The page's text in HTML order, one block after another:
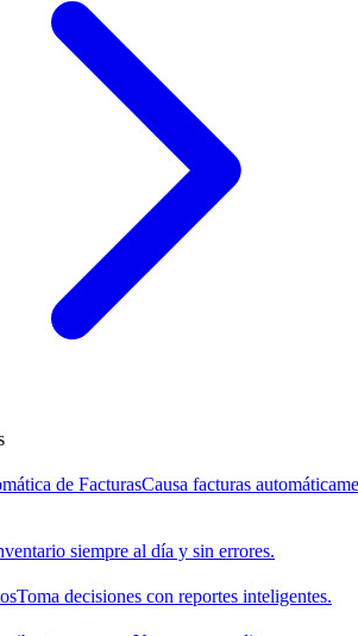
de FacturasCausa facturas
siempre al día y sin errores.
Toma decisiones con reportes inteligentes.